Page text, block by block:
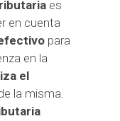
es
en cuenta
para
en la
el
la misma.